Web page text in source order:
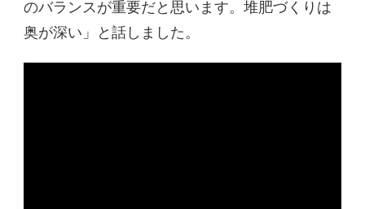
のバランスが重要だと思います。堆肥づくりは
奥が深い」と話しました。